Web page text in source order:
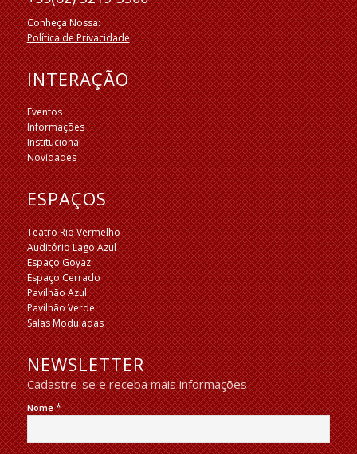
Conheça Nossa:
Política de Privacidade
INTERAÇÃO
Eventos
Informações
Institucional
Novidades
ESPAÇOS
Teatro Rio Vermelho
Auditório Lago Azul
Espaço Goyaz
Espaço Cerrado
Pavilhão Azul
Pavilhão Verde
Salas Moduladas
NEWSLETTER
Cadastre-se e receba mais informações
Nome*